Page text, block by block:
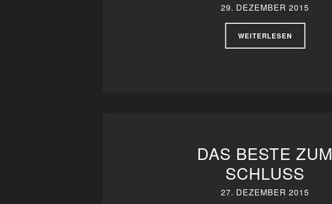
29. DEZEMBER 2015
WEITERLESEN
DAS BESTE ZUM
SCHLUSS
27. DEZEMBER 2015